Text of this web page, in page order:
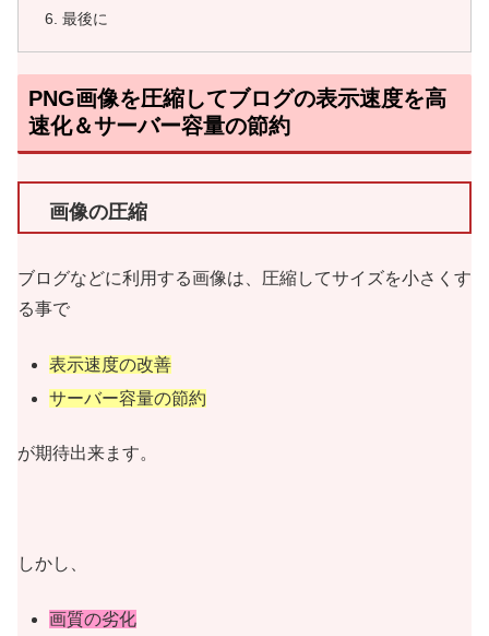
最後に
PNG画像を圧縮してブログの表示速度を高
速化＆サーバー容量の節約
画像の圧縮
ブログなどに利用する画像は、圧縮してサイズを小さくす
る事で
表示速度の改善
サーバー容量の節約
が期待出来ます。
しかし、
画質の劣化